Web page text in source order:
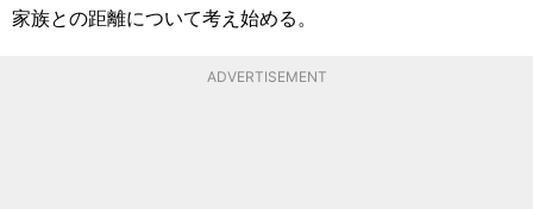
家族との距離について考え始める。
ADVERTISEMENT